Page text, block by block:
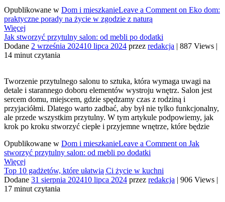
Opublikowane w Dom i mieszkanieLeave a Comment on Eko dom:
praktyczne porady na życie w zgodzie z naturą
Więcej
Jak stworzyć przytulny salon: od mebli po dodatki
Dodane 2 września 202410 lipca 2024 przez redakcja | 887 Views |
14 minut czytania
Tworzenie przytulnego salonu to sztuka, która wymaga uwagi na
detale i starannego doboru elementów wystroju wnętrz. Salon jest
sercem domu, miejscem, gdzie spędzamy czas z rodziną i
przyjaciółmi. Dlatego warto zadbać, aby był nie tylko funkcjonalny,
ale przede wszystkim przytulny. W tym artykule podpowiemy, jak
krok po kroku stworzyć ciepłe i przyjemne wnętrze, które będzie
Opublikowane w Dom i mieszkanieLeave a Comment on Jak
stworzyć przytulny salon: od mebli po dodatki
Więcej
Top 10 gadżetów, które ułatwią Ci życie w kuchni
Dodane 31 sierpnia 202410 lipca 2024 przez redakcja | 906 Views |
17 minut czytania